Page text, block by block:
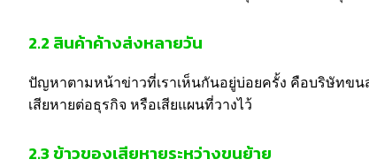
2.2 สินค้าค้างส่งหลายวัน
ปัญหาตามหน้าข่าวที่เราเห็นกันอยู่บ่อยครั้ง คือบริษัทขน
เสียหายต่อธุรกิจ หรือเสียแผนที่วางไว้
2.3ข้าวของเสียหายระหว่างขนย้าย